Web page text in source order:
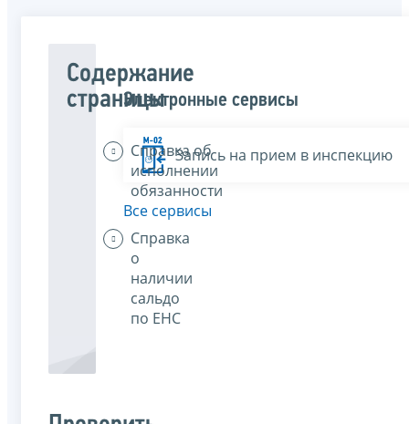
Содержание
страницы
Справка об
исполнении
обязанности
Справка
о
наличии
сальдо
по ЕНС
Электронные сервисы
Запись на прием в инспекцию
Все сервисы